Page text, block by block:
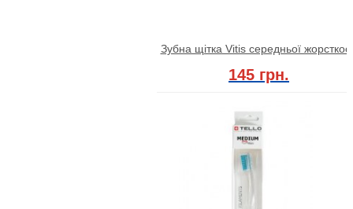
Зубна щітка Vitis середньої
145 грн.